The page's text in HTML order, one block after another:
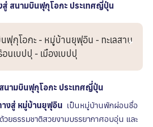
สู่ สนามบินฟุกุโอกะ ประเทศญี่ปุ่น
ฟุกุโอกะ - หมู่บ้านยุฟุอิน - ทะเลสาบ
นเบปปุ - เมืองเบปปุ
นามบินฟุกุโอกะ ประเทศญี่ปุ่น
างสู่ หมู่บ้านยุฟุอิน เป็นหมู่บ้านพักผ่อนชื่อ
วยธรรมชาติสวยงามบรรยากาศอบอุ่น และ